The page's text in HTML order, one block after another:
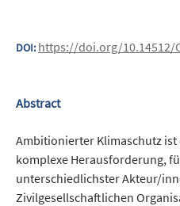
DOI: https://doi.org/10.14512/
Abstract
Ambitionierter Klimaschutz
komplexe Herausforderung,
unterschiedlichster­ Akteur/
Zivilgesellschaftlichen